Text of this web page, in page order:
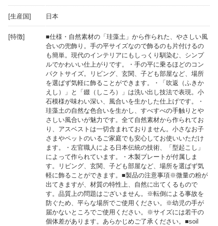
[生産国] 日本
[特徴]
■仕様 ・自然素材の「珪藻土」から作られた、やさしい風
合いの兜飾り。手の平サイズなので飾るのも片付けるの
も簡単。現代のインテリアにもしっくり馴染む、シンプ
ルでかわいい仕上がりです。 ・手の平に乗るほどのコン
パクトサイズ。リビング、玄関、子ども部屋など、場所
を選ばず気軽に飾ることができます。 ・「吹返（ふきか
えし）」と「錣（しころ）」は洗い出し技法で表現。小
石模様が味わい深い、風合いを生かした仕上げです。 ・
珪藻土の自然な色合いを生かし、すべすべの手触りとや
さしい風合いが魅力です。全て自然素材から作られてお
り、アスベストは一切含まれておりません。小さなお子
さまやペットのいるご家庭でも安心してお使いいただけ
ます。 ・左官職人による日本伝統の技術、「型起こし」
によって作られています。 ・木製プレートが付属しま
す。リビング、玄関、子ども部屋など、場所を選ばず気
軽に飾ることができます。 ■製品の注意事項 ※微量の粉が
出てきますが、材質の特性上、自然に出てくるもので
す。品質上の問題はございません。 ※転倒による事故を
防ぐため、平らな場所でご使用ください。 ※幼児の手が
届かないところでご使用ください。 ※サイズには若干の
個体差があります。あらかじめご了承ください。 ■soil